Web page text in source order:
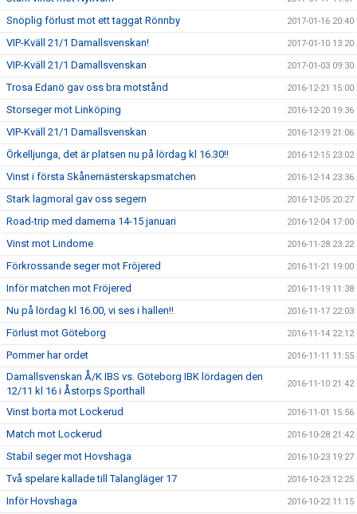
Snöplig förlust mot ett taggat Rönnby 2017-01-16 20:40
VIP-Kväll 21/1 Damallsvenskan! 2017-01-10 13:20
VIP-Kväll 21/1 Damallsvenskan 2017-01-03 09:30
Trosa Edanö gav oss bra motstånd 2016-12-21 15:00
Storseger mot Linköping 2016-12-20 19:36
VIP-Kväll 21/1 Damallsvenskan 2016-12-19 21:06
Örkelljunga, det är platsen nu på lördag kl 16.30!! 2016-12-15 23:02
Vinst i första Skånemästerskapsmatchen 2016-12-14 23:36
Stark lagmoral gav oss segern 2016-12-05 20:27
Road-trip med damerna 14-15 januari 2016-12-04 17:00
Vinst mot Lindome 2016-11-28 23:22
Förkrossande seger mot Fröjered 2016-11-21 19:00
Inför matchen mot Fröjered 2016-11-19 11:38
Nu på lördag kl 16.00, vi ses i hallen!! 2016-11-17 22:03
Förlust mot Göteborg 2016-11-14 22:12
Pommer har ordet 2016-11-11 11:55
Damallsvenskan Å/K IBS vs. Göteborg IBK lördagen den
12/11 kl 16 i Åstorps Sporthall
2016-11-10 21:42
Vinst borta mot Lockerud 2016-11-01 15:56
Match mot Lockerud 2016-10-28 21:42
Stabil seger mot Hovshaga 2016-10-23 19:27
Två spelare kallade till Talangläger 17 2016-10-23 12:25
Inför Hovshaga 2016-10-22 11:15